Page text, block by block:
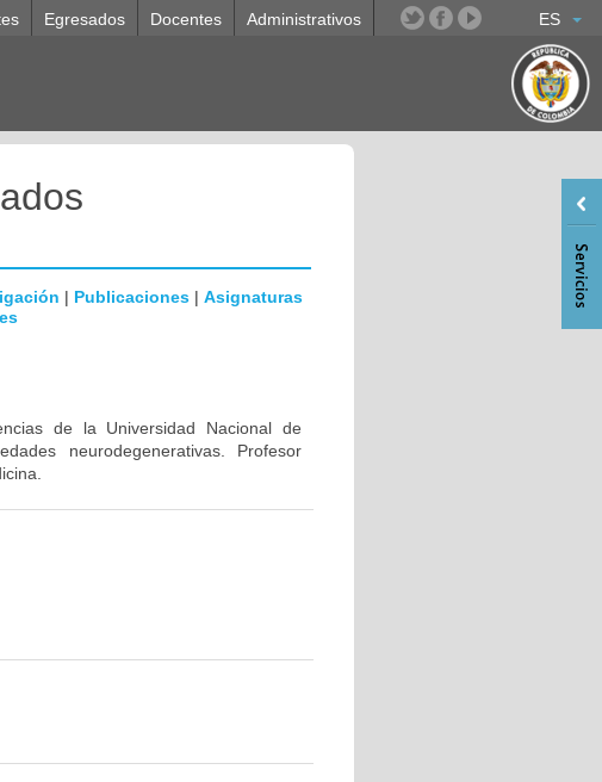
ES
Egresados Docentes Administrativos
| Publicaciones | Asignaturas
de la Universidad Nacional de
neurodegenerativas. Profesor